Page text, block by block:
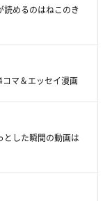
グ』
2021年）に気になった猫の
の？ねこの
ンキング
読めるのはねこのき
コマ＆エッセイ漫画
した瞬間の動画は